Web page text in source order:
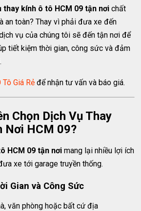
thay kính ô tô HCM 09 tận nơi chất
an toàn? Thay vì phải đưa xe đến
vụ của chúng tôi sẽ đến tận nơi để
tiết kiệm thời gian, công sức và đảm
Tô Giá Rẻ để nhận tư vấn và báo giá.
Chọn Dịch Vụ Thay
Nơi HCM 09?
HCM 09 tận nơi mang lại nhiều lợi ích
xe tới garage truyền thống.
Gian và Công Sức
văn phòng hoặc bất cứ địa